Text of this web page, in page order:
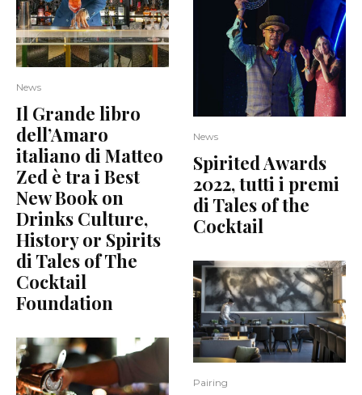
News
Il Grande libro
dell’Amaro
italiano di Matteo
Zed è tra i Best
New Book on
Drinks Culture,
History or Spirits
di Tales of The
Cocktail
Foundation
News
Spirited Awards
2022, tutti i premi
di Tales of the
Cocktail
Pairing